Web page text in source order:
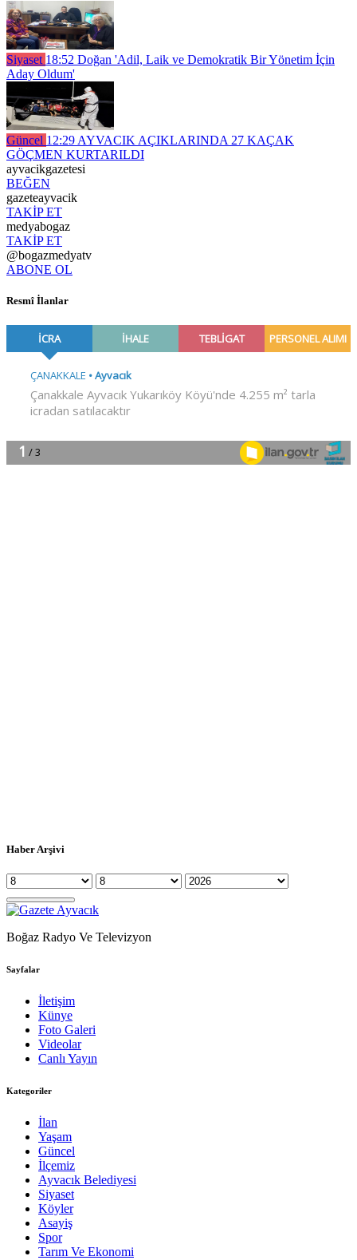
Siyaset 18:52 Doğan 'Adil, Laik ve Demokratik Bir Yönetim İçin
Aday Oldum'
Güncel 12:29 AYVACIK AÇIKLARINDA 27 KAÇAK
GÖÇMEN KURTARILDI
ayvacikgazetesi
BEĞEN
gazeteayvacik
TAKİP ET
medyabogaz
TAKİP ET
@bogazmedyatv
ABONE OL
Resmî İlanlar
Haber Arşivi
Boğaz Radyo Ve Televizyon
Sayfalar
İletişim
Künye
Foto Galeri
Videolar
Canlı Yayın
Kategoriler
İlan
Yaşam
Güncel
İlçemiz
Ayvacık Belediyesi
Siyaset
Köyler
Asayiş
Spor
Tarım Ve Ekonomi